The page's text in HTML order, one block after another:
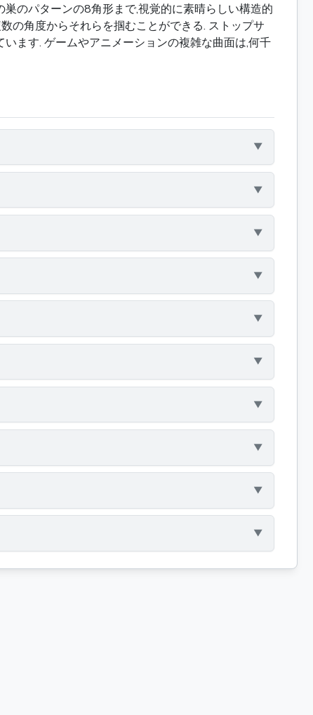
のパターンの8角形まで,視覚的に素晴らしい構造的
の角度からそれらを掴むことができる. ストップサ
ます. ゲームやアニメーションの複雑な曲面は,何千